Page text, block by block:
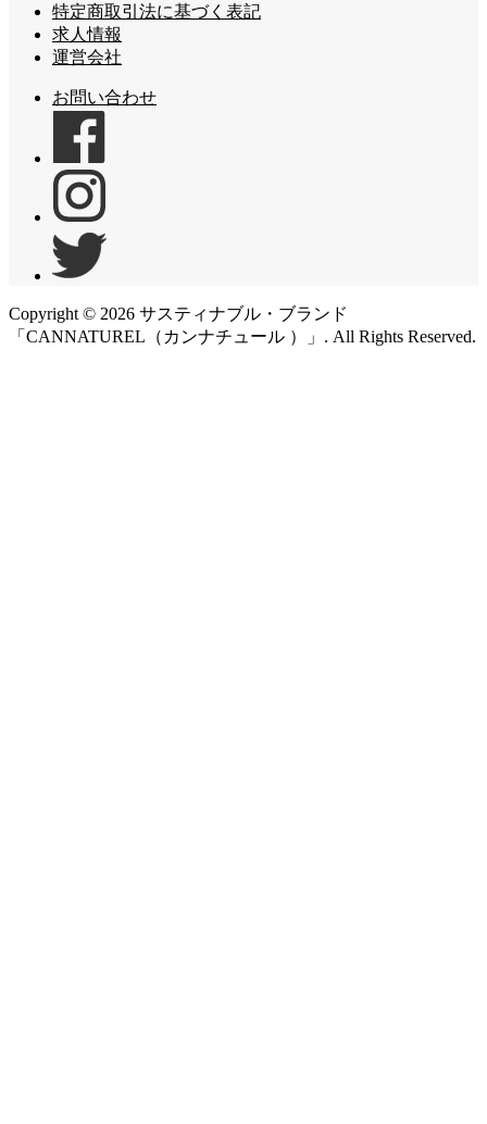
特定商取引法に基づく表記
求人情報
運営会社
お問い合わせ
Copyright © 2026 サスティナブル・ブランド
「CANNATUREL（カンナチュール ）」. All Rights Reserved.